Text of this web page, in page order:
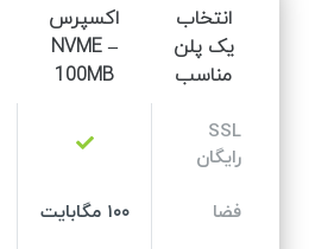
انتخاب
یک پلن
مناسب
اکسپرس
NVME –
100MB
SSL
رایگان
فضا
۱۰۰ مگابایت